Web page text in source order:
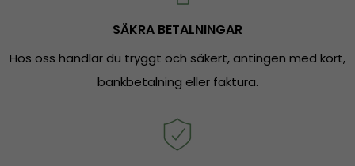
SÄKRA BETALNINGAR
Hos oss handlar du tryggt och säkert, antingen med kort,
bankbetalning eller faktura.